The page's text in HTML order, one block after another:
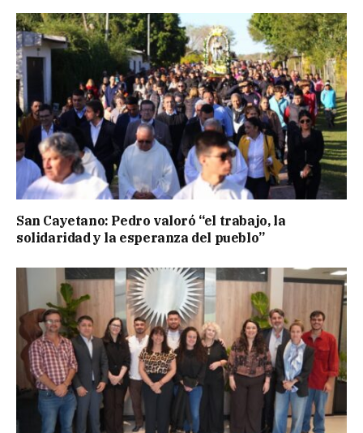
San Cayetano: Pedro valoró “el trabajo, la
solidaridad y la esperanza del pueblo”